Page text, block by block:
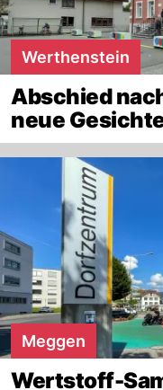
Werthenstein
Abschied
neue
Meggen
Wertstoff-